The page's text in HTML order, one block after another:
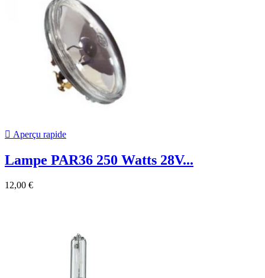
 Aperçu rapide
Lampe PAR36 250 Watts 28V...
12,00 €